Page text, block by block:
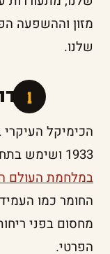
מזון וההשפעה
שלנו.
הכימיקל
1933 ושימש בתחילה כ
במלחמת העולם
החומר כמו
מחסום בפני
הפרטי.